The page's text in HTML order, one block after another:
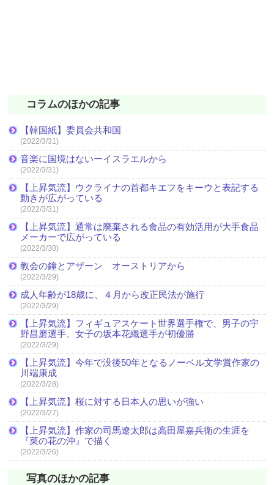
コラムのほかの記事
【韓国紙】委員会共和国
(2022/3/31)
音楽に国境はないーイスラエルから
(2022/3/31)
【上昇気流】ウクライナの首都キエフをキーウと表記する
動きが広がっている
(2022/3/31)
【上昇気流】通常は廃棄される食品の有効活用が大手食品
メーカーで広がっている
(2022/3/30)
教会の鐘とアザーン オーストリアから
(2022/3/29)
成人年齢が18歳に、４月から改正民法が施行
(2022/3/29)
【上昇気流】フィギュアスケート世界選手権で、男子の宇
野昌磨選手、女子の坂本花織選手が初優勝
(2022/3/29)
【上昇気流】今年で没後50年となるノーベル文学賞作家の
川端康成
(2022/3/28)
【上昇気流】桜に対する日本人の思いが強い
(2022/3/27)
【上昇気流】作家の司馬遼太郎は高田屋嘉兵衛の生涯を
『菜の花の沖』で描く
(2022/3/26)
写真のほかの記事